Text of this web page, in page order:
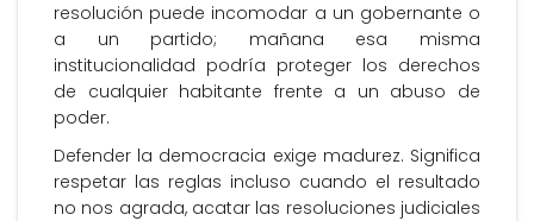
resolución puede incomodar a un gobernante o
a un partido; mañana esa misma
institucionalidad podría proteger los derechos
de cualquier habitante frente a un abuso de
poder.
Defender la democracia exige madurez. Significa
respetar las reglas incluso cuando el resultado
no nos agrada, acatar las resoluciones judiciales